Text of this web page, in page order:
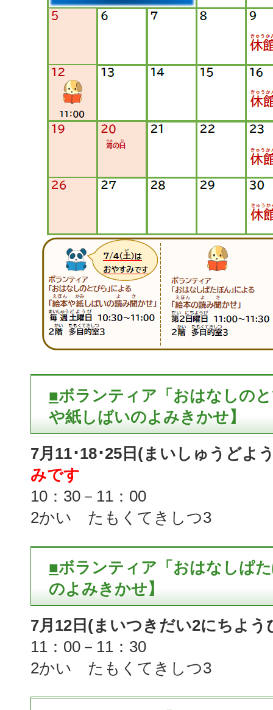
■ボランティア「おはなしの
や紙しばいのよみきかせ】
7月11･18･25日(まいしゅうどよ
みです
10：30－11：00
2かい たもくてきしつ3
■ボランティア「おはなしぱ
のよみきかせ】
7月12日(まいつきだい2にちよう
11：00－11：30
2かい たもくてきしつ3